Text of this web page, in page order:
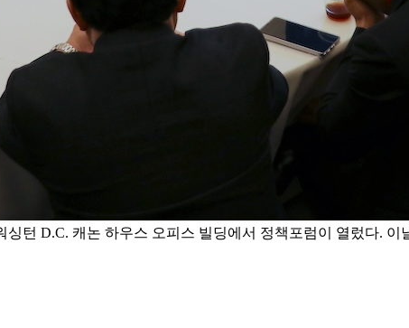
싱턴 D.C. 캐논 하우스 오피스 빌딩에서 정책포럼이 열렀다.